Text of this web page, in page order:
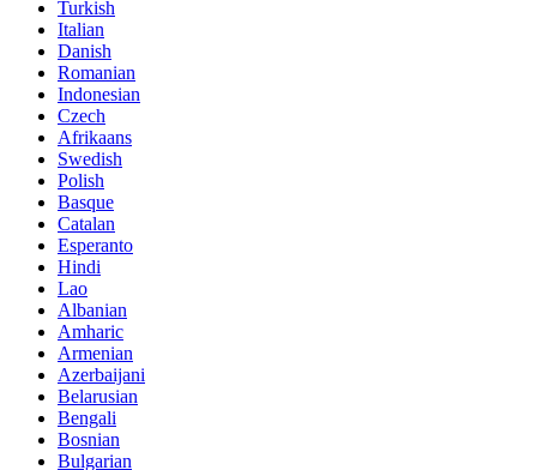
Turkish
Italian
Danish
Romanian
Indonesian
Czech
Afrikaans
Swedish
Polish
Basque
Catalan
Esperanto
Hindi
Lao
Albanian
Amharic
Armenian
Azerbaijani
Belarusian
Bengali
Bosnian
Bulgarian